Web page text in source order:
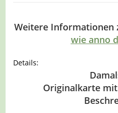
Weitere Informationen
wie anno
Details:
Originalkarte